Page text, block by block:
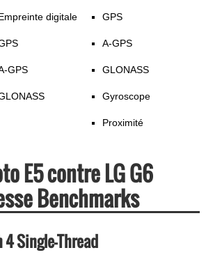
digitale
GPS
GPS
A-GPS
GLONASS
Gyroscope
Proximité
E5 contre LG G6
Benchmarks
4 Single-Thread